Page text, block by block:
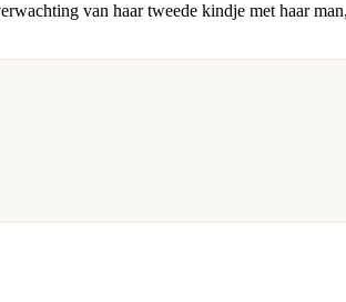
van haar tweede kindje met haar